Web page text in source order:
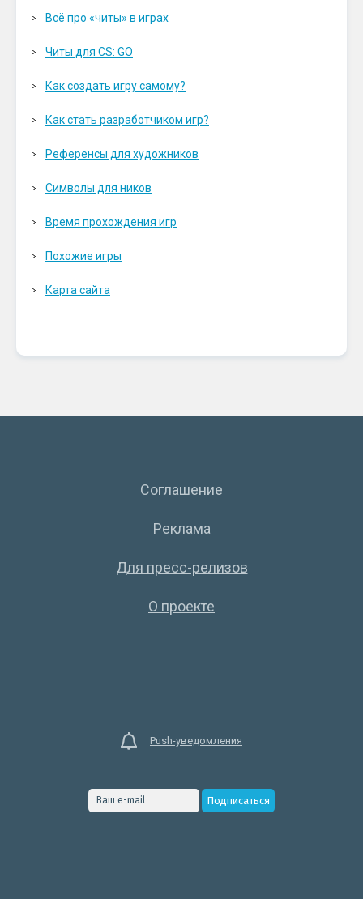
Всё про «читы» в играх
Читы для CS: GO
Как создать игру самому?
Как стать разработчиком игр?
Референсы для художников
Символы для ников
Время прохождения игр
Похожие игры
Карта сайта
Соглашение
Реклама
Для пресс-релизов
О проекте
Push-уведомления